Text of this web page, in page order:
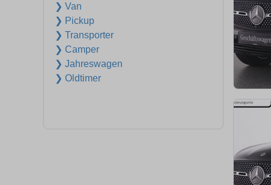
❯ Van
❯ Pickup
❯ Transporter
❯ Camper
❯ Jahreswagen
❯ Oldtimer